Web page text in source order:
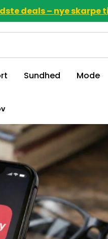
deals – nye skarpe
Sundhed Mode